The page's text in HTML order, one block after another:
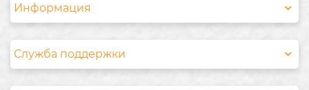
Информация
Служба поддержки